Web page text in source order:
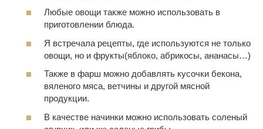
Любые овощи также можно использовать в
приготовлении блюда.
Я встречала рецепты, где используются не только
овощи, но и фрукты(яблоко, абрикосы, ананасы…)
Также в фарш можно добавлять кусочки бекона,
вяленого мяса, ветчины и другой мясной
продукции.
В качестве начинки можно использовать соленый